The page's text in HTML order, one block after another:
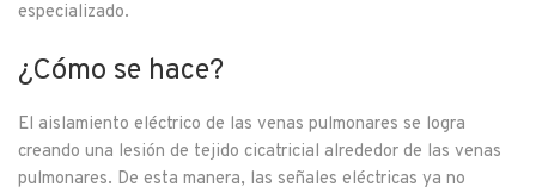
especializado.
¿Cómo se hace?
El aislamiento eléctrico de las venas pulmonares se logra
creando una lesión de tejido cicatricial alrededor de las venas
pulmonares. De esta manera, las señales eléctricas ya no